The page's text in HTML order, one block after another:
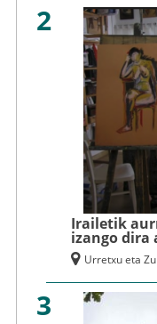
2
Irailetik
izango dira
Urretxu eta
3